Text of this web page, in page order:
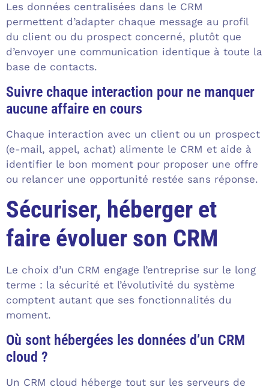
Les données centralisées dans le CRM
permettent d’adapter chaque message au profil
du client ou du prospect concerné, plutôt que
d’envoyer une communication identique à toute la
base de contacts.
Suivre chaque interaction pour ne manquer
aucune affaire en cours
Chaque interaction avec un client ou un prospect
(e-mail, appel, achat) alimente le CRM et aide à
identifier le bon moment pour proposer une offre
ou relancer une opportunité restée sans réponse.
Sécuriser, héberger et
faire évoluer son CRM
Le choix d’un CRM engage l’entreprise sur le long
terme : la sécurité et l’évolutivité du système
comptent autant que ses fonctionnalités du
moment.
Où sont hébergées les données d’un CRM
cloud ?
Un CRM cloud héberge tout sur les serveurs de